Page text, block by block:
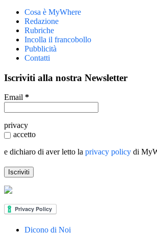
Cosa è MyWhere
Redazione
Rubriche
Incolla il francobollo
Pubblicità
Contatti
Iscriviti alla nostra Newsletter
Email *
privacy
accetto
e dichiaro di aver letto la privacy policy di
Dicono di Noi